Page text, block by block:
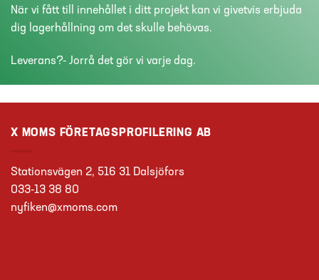
När vi fått till innehållet i ditt projekt kan vi givetvis erbjuda
dig lagerhållning om det skulle behövas.
Leverans?- Jorrå det gör vi varje dag.
X MOMS FÖRETAGSPROFILERING AB
Stationsvägen 2, 516 31 Dalsjöfors
033-13 38 80
nyfiken@xmoms.com